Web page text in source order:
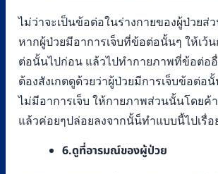
ไม่ว่าจะเป็นข้อต่อในร่างกายของผู้ป่วยส่
หากผู้ป่วยมีอาการเจ็บที่ข้อต่อนั้นๆ ให้เว้
ต่อนั้นไปก่อน แล้วไปทำกายภาพที่ข้อต่อ
ต้องสังเกตดูด้วยว่าผู้ป่วยมีการเจ็บข้อต่อ
ไม่มีอาการเจ็บ ให้กายภาพส่วนนั้นโดยค้
แล้วค่อยๆปล่อยลงจากนั้น็ทำแบบนี้ไปเรื่อ
6.ดูที่อารมณ์ของผู้ป่วย